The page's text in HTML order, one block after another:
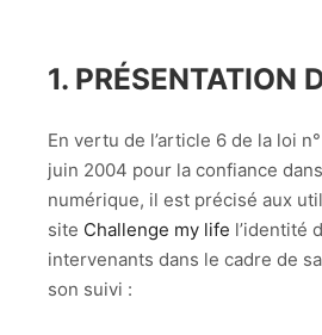
1. PRÉSENTATION
En vertu de l’article 6 de la loi
juin 2004 pour la confiance
numérique, il est précisé aux
site Challenge my life l’identité
intervenants dans le cadre de
son suivi :